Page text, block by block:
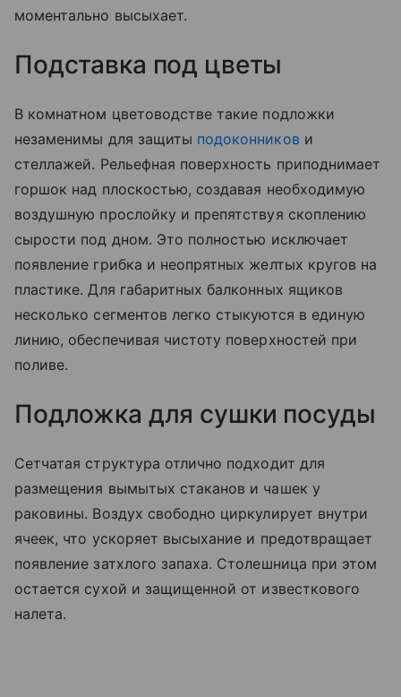
моментально высыхает.
Подставка под цветы
В комнатном цветоводстве такие подложки
незаменимы для защиты подоконников и
стеллажей. Рельефная поверхность приподнимает
горшок над плоскостью, создавая необходимую
воздушную прослойку и препятствуя скоплению
сырости под дном. Это полностью исключает
появление грибка и неопрятных желтых кругов на
пластике. Для габаритных балконных ящиков
несколько сегментов легко стыкуются в единую
линию, обеспечивая чистоту поверхностей при
поливе.
Подложка для сушки посуды
Сетчатая структура отлично подходит для
размещения вымытых стаканов и чашек у
раковины. Воздух свободно циркулирует внутри
ячеек, что ускоряет высыхание и предотвращает
появление затхлого запаха. Столешница при этом
остается сухой и защищенной от известкового
налета.